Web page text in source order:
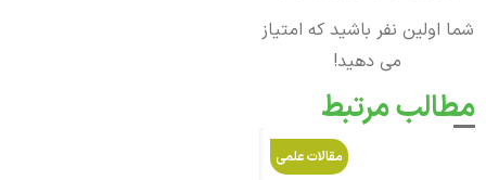
شما اولین نفر باشید که امتیاز
می دهید!
مطالب مرتبط
مقالات علمی